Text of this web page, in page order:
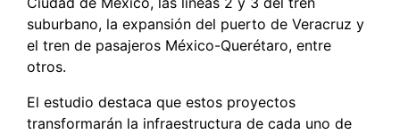
suburbano, la expansión del puerto de Veracruz y
el tren de pasajeros México-Querétaro, entre
otros.
El estudio destaca que estos proyectos
transformarán la infraestructura de cada uno de